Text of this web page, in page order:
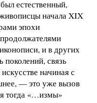
естественный,
начала XIX
эпохи
и в других
поколений, связь
начиная с
— это уже вызов
тогда «…измы»